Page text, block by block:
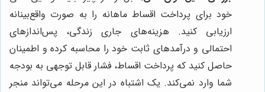
خود برای پرداخت اقساط ماهانه را به صورت واقع‌بینانه
ارزیابی کنید. هزینه‌های جاری زندگی، پس‌اندازهای
احتمالی و درآمدهای ثابت خود را محاسبه کرده و اطمینان
حاصل کنید که پرداخت اقساط، فشار قابل توجهی به بودجه
شما وارد نمی‌کند. یک اشتباه در این مرحله می‌تواند منجر